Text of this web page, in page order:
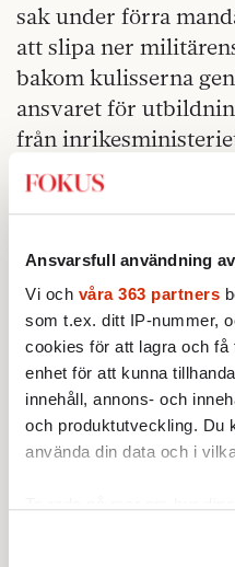
Ansvarsfull användning
Vi och våra 363 partners
som t.ex. ditt IP-nummer,
cookies för att lagra och få
enhet för att kunna
innehåll, annons- och
och produktutveckling. Du
använda din data och i
Du kan ändra eller dra
sak under förra
att slipa ner
bakom kulisserna
ansvaret för
från
en mer neutral
tappat en stor del
kan det även vara så,
överbefälhavaren
sista chans att få en
– Han tog examen i
militären byggde
politiska maskineri
etablerad del av
de lika lojala som